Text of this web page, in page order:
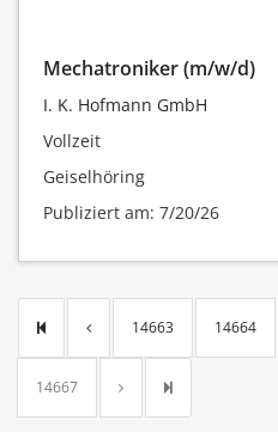
Mechatroniker (m/w/d)
I. K. Hofmann GmbH
Vollzeit
Geiselhöring
Publiziert am: 7/20/26
14663 14664
14667